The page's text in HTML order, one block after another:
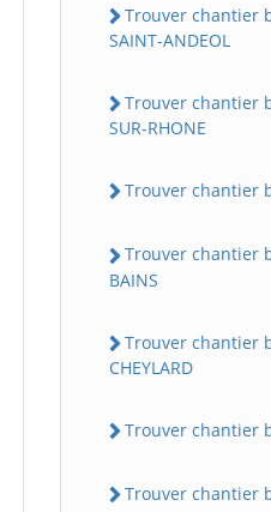
Trouver chantier
SAINT-ANDEOL
Trouver chantier
SUR-RHONE
Trouver chantier
Trouver chantier
BAINS
Trouver chantier
CHEYLARD
Trouver chantier
Trouver chantier